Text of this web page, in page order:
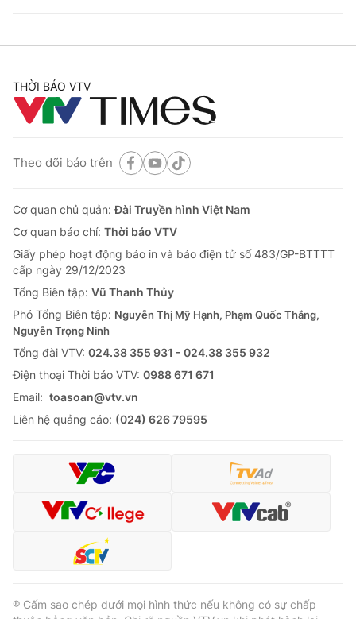
THỜI BÁO VTV
Theo dõi báo trên
Cơ quan chủ quản:Đài Truyền hình Việt Nam
Cơ quan báo chí: Thời báo VTV
Giấy phép hoạt động báo in và báo điện tử số 483/GP-BTTTT
cấp ngày 29/12/2023
Tổng Biên tập: Vũ Thanh Thủy
Phó Tổng Biên tập: Nguyễn Thị Mỹ Hạnh, Phạm Quốc Thắng,
Nguyễn Trọng Ninh
Tổng đài VTV: 024.38 355 931 - 024.38 355 932
Ðiện thoại Thời báo VTV: 0988 671 671
Email: toasoan@vtv.vn
Liên hệ quảng cáo: (024) 626 79595
® Cấm sao chép dưới mọi hình thức nếu không có sự chấp